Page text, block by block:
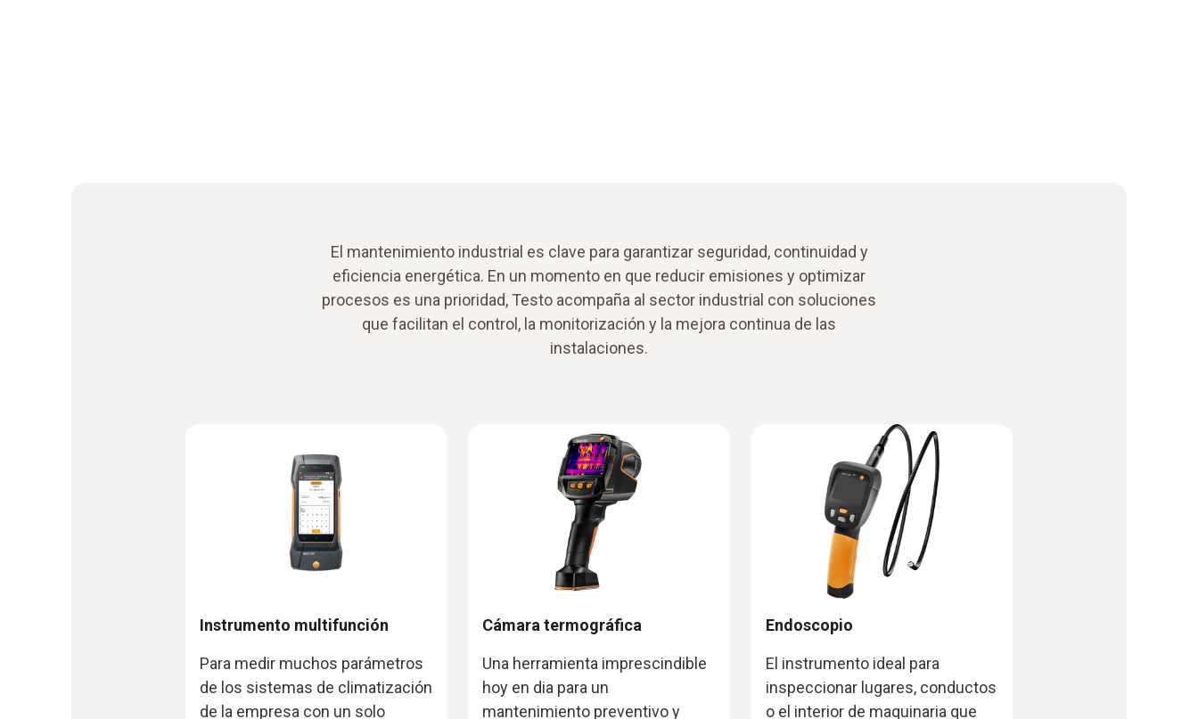
El mantenimiento industrial es clave para garantizar seguridad, continuidad y
eficiencia energética. En un momento en que reducir emisiones y optimizar
procesos es una prioridad, Testo acompaña al sector industrial con soluciones
que facilitan el control, la monitorización y la mejora continua de las
instalaciones.
Instrumento multifunción
Para medir muchos parámetros
de los sistemas de climatización
de la empresa con un solo
Cámara termográfica
Una herramienta imprescindible
hoy en dia para un
mantenimiento preventivo y
Endoscopio
El instrumento ideal para
inspeccionar lugares, conductos
o el interior de maquinaria que